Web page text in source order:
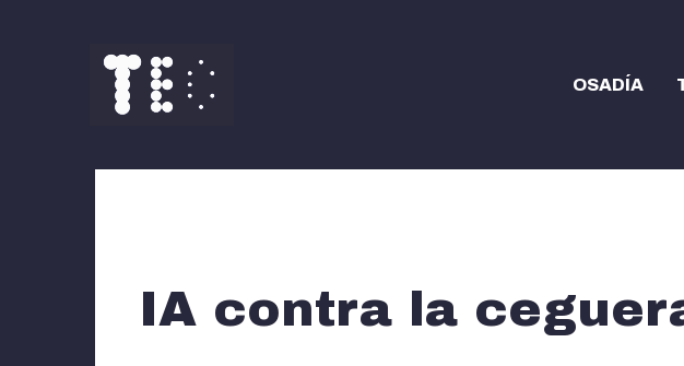
OSADÍA
IA contra la